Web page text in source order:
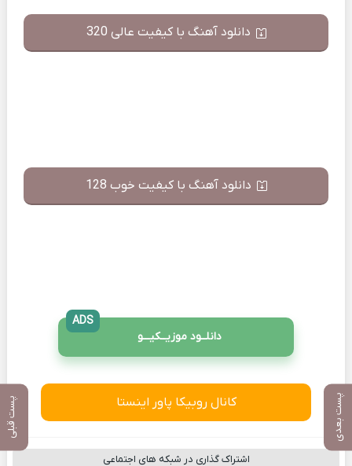
پست بعدی پست قبلی
دانلود آهنگ با کیفیت عالی 320
دانلود آهنگ با کیفیت خوب 128
دانلــود موزیــکیـــو
ADS
کانال روبیکا پاور اینستا
اشتراک گذاری در شبکه های اجتماعی